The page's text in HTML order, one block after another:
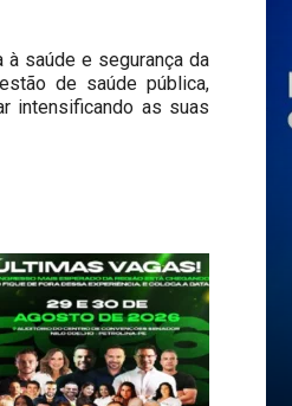
saúde e segurança da
de saúde pública,
intensificando as suas